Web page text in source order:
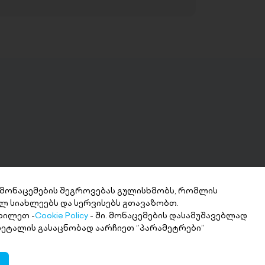
მიღება 2
თანხა სასურველ ანგარიშზე
შეგროვებას გულისხმობს, რომლის
სიახლეებს და სერვისებს გთავაზობთ.
-Cookie Policy - ში. მონაცემების დასამუშავებლად
გასაცნობად აარჩიეთ ‘’პარამეტრები’’